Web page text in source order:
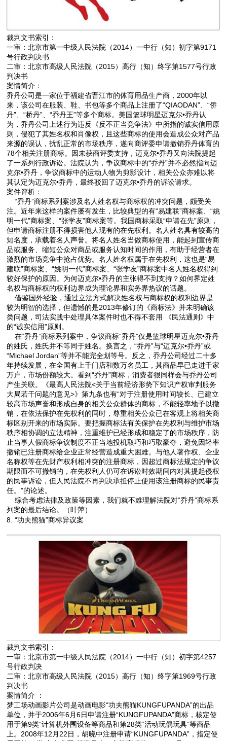
裁判文书索引：
一审：北京市第一中级人民法院（2014）一中行（知）初字第9171
号行政判决书
二审：北京市高级人民法院（2015）高行（知）终字第1577号行政
判决书
案情简介：
乔丹公司是一家位于福建省晋江市的体育用品生产商，2000年以
来，该公司在服装、鞋、书包等多个商品上注册了“QIAODAN”、“侨
丹”、“桥丹”、“乔丹王”等多个商标。美国篮球明星迈克尔•乔丹认
为，乔丹公司上述行为违反《反不正当竞争法》中所指的诚实信用原
则，侵犯了其姓名权和肖像权，且这些商标的使用会造成公众对产品
来源的误认，扰乱正常的市场秩序，遂向商评委申请撤销乔丹体育的
78个相关注册商标。因未获商评委支持，迈克尔•乔丹又向法院提起
了一系列行政诉讼。法院认为，争议商标中的“乔丹”并不必然指向迈
克尔•乔丹，争议商标中的运动人物为剪影设计，相关公众亦难以将
其认定为迈克尔•乔丹，最终驳回了迈克尔•乔丹的诉讼请求。
案件评析：
“乔丹”商标系列案涉及名人姓名权与商标权的冲突问题，颇受关
注。近年来这样的案件屡有发生，比较典型的有“易建联”商标案、“姚
明一代”商标案、“张学友”商标案等。我国商标采取“申请在先”原则，
但申请商标注册不得损害他人现有的在先权利。名人姓名具有较高的
知名度，承载着名人声誉。将名人姓名当做商标使用，能起到宣传商
品或服务、缩短公众对商品或服务认知时间的作用，有助于经营者在
激烈的市场竞争中抢占优势。名人姓名权属于在先权利，这也是“易
建联”商标案、“姚明一代”商标案、“张学友”商标案中名人姓名权得到
较好保护的原因。为何迈克尔•乔丹的主张得不到支持？如何界定姓
名权与商标权的权利边界成为理论界和实务界热议的话题。
借鉴国外经验，通过立法方式解决姓名权与商标权的权利边界是
较为明智的选择，但遗憾的是2013年修订的《商标法》并未明确该
类问题，司法实践中处理具体案件时也不得不套用 《民法通则》中
的“诚实信用”原则。
在“乔丹”商标系列案中，争议商标“乔丹”仅是篮球明星迈克尔•乔丹
的姓氏，姓氏并不等同于姓名。换言之，“乔丹”与“迈克尔•乔丹”或
“Michael Jordan”等并不能完全划等号。反之，乔丹公司经过二十多
年持续发展，在全国有上千门店和数万名员工，其商品早已走进千家
万户，市场份额较大。看到“乔丹”商标，消费者很同样会与乔丹公司
产生关联。《最高人民法院<关于当前经济形势下知识产权审判服务
大局若干问题的意见>》第九条也有“对于注册使用时间较长、已建立
较高市场声誉和形成自身的相关公众群体的商标，不能轻率地予以撤
销，在依法保护在先权利的同时，尊重相关公众已在客观上将相关商
标区别开来的市场实际。要把握商标法有关保护在先权利与维护市场
秩序相协调的立法精神，注重维护已经形成和稳定了的市场秩序，防
止当事人假商标争议制度不正当地投机取巧和巧取豪夺，避免因轻率
撤销已注册商标给企业正常经营造成重大困难。与他人著作权、企业
名称权等在先财产权利相冲突的注册商标，因超过商标法规定的争议
期限而不可撤销的，在先权利人仍可在诉讼时效期间内对其提起侵权
的民事诉讼，但人民法院不再判决承担停止使用该注册商标的民事责
任。”的论述。
综合考虑法律及政策等因素，我们就不难理解法院对“乔丹”商标系
列案的最后结论。（叶萍）
8. “功夫熊猫”商标异议案
裁判文书索引：
一审：北京市第一中级人民法院（2014）一中行（知）初字第4257
号行政判决
二审：北京市高级人民法院（2015）高行（知）终字第1969号行政
判决书
案情简介 ：
梦工场动画影片公司是动画电影“功夫熊猫KUNGFUPANDA”的出品
单位，并于2006年6月6日申请注册“KUNGFUPANDA”商标，核定使
用于第9类“计算机外围设备等商品和第28类“活动玩偶玩具”等商品
上。2008年12月22日，胡晓中注册申请“KUNGFUPANDA”，指定使